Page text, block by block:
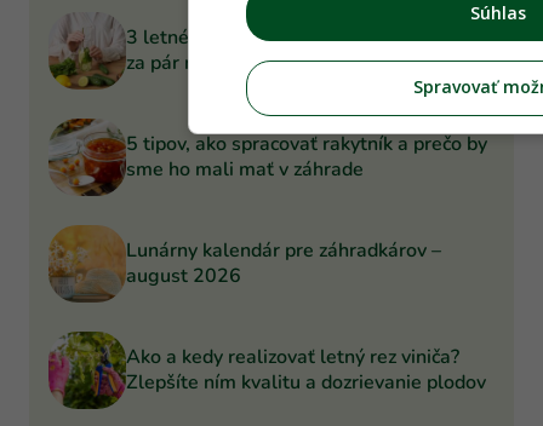
3 letné bylinkové nápoje, ktoré pripravíte
za pár minút
5 tipov, ako spracovať rakytník a prečo by
sme ho mali mať v záhrade
Lunárny kalendár pre záhradkárov –
august 2026
Ako a kedy realizovať letný rez viniča?
Zlepšíte ním kvalitu a dozrievanie plodov
Súhlas
Spravovať